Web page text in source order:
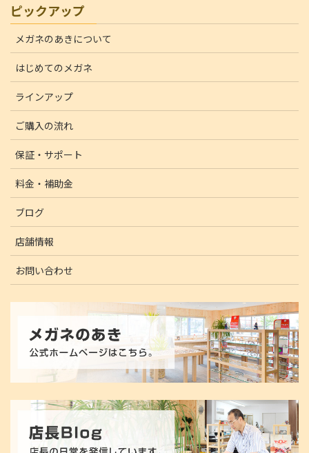
ピックアップ
メガネのあきについて
はじめてのメガネ
ラインアップ
ご購入の流れ
保証・サポート
料金・補助金
ブログ
店舗情報
お問い合わせ